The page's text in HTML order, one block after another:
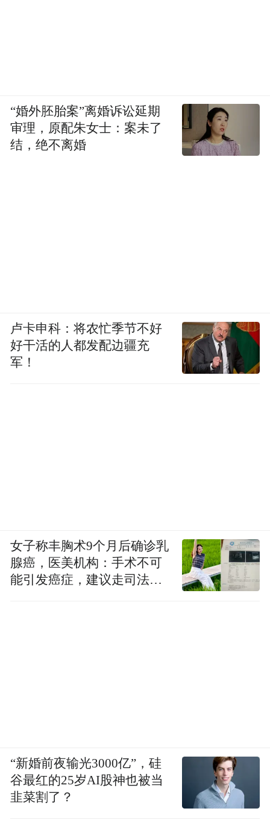
“婚外胚胎案”离婚诉讼延期
审理，原配朱女士：案未了
结，绝不离婚
卢卡申科：将农忙季节不好
好干活的人都发配边疆充
军！
女子称丰胸术9个月后确诊乳
腺癌，医美机构：手术不可
能引发癌症，建议走司法途
“新婚前夜输光3000亿”，硅
谷最红的25岁AI股神也被当
韭菜割了？